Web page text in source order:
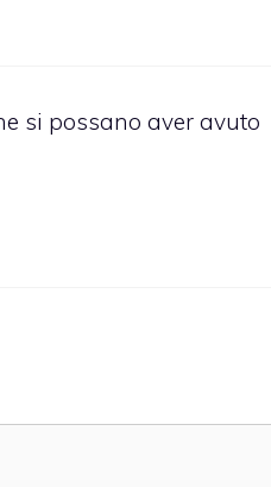
si possano aver avuto